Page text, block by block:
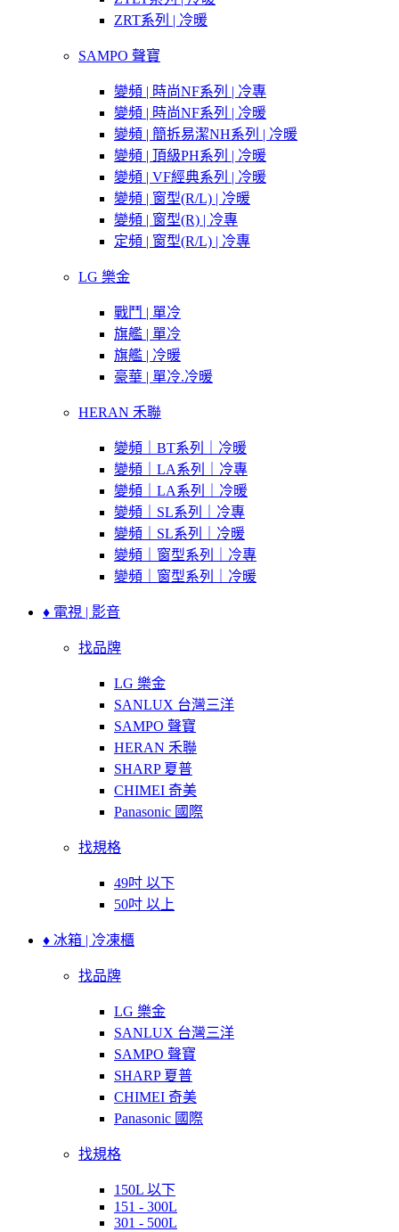
ZRT系列 | 冷暖
SAMPO 聲寶
變頻 | 時尚NF系列 | 冷專
變頻 | 時尚NF系列 | 冷暖
變頻 | 簡拆易潔NH系列 | 冷暖
變頻 | 頂級PH系列 | 冷暖
變頻 | VF經典系列 | 冷暖
變頻 | 窗型(R/L) | 冷暖
變頻 | 窗型(R) | 冷專
定頻 | 窗型(R/L) | 冷專
LG 樂金
戰鬥 | 單冷
旗艦 | 單冷
旗艦 | 冷暖
豪華 | 單冷.冷暖
HERAN 禾聯
變頻｜BT系列｜冷暖
變頻｜LA系列｜冷專
變頻｜LA系列｜冷暖
變頻｜SL系列｜冷專
變頻｜SL系列｜冷暖
變頻｜窗型系列｜冷專
變頻｜窗型系列｜冷暖
♦ 電視 | 影音
找品牌
LG 樂金
SANLUX 台灣三洋
SAMPO 聲寶
HERAN 禾聯
SHARP 夏普
CHIMEI 奇美
Panasonic 國際
找規格
49吋 以下
50吋 以上
♦ 冰箱 | 冷凍櫃
找品牌
LG 樂金
SANLUX 台灣三洋
SAMPO 聲寶
SHARP 夏普
CHIMEI 奇美
Panasonic 國際
找規格
150L 以下
151 - 300L
301 - 500L